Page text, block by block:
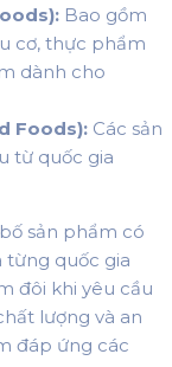
Bao gồm
cơ, thực phẩm
dành cho
Foods): Các sản
từ quốc gia
sản phẩm có
từng quốc gia
đôi khi yêu cầu
lượng và an
đáp ứng các